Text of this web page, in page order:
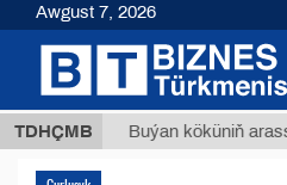
TDHÇMB
ТМТ Buýan köküniň
Awgust 7, 2026